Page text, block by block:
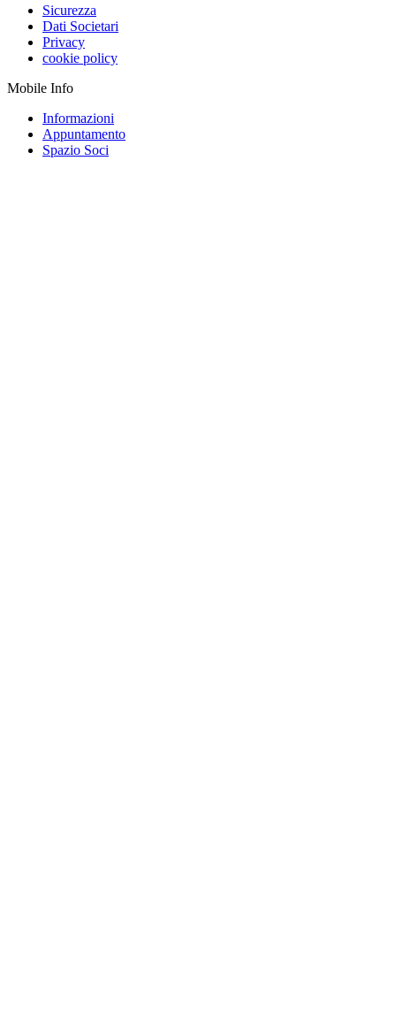
Sicurezza
Dati Societari
Privacy
cookie policy
Mobile Info
Informazioni
Appuntamento
Spazio Soci